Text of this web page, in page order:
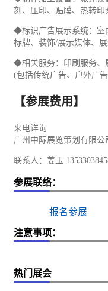
刻、压印、贴膜、热转印
◆标识广告展示系统：室
标牌、装饰/展示媒体、
◆相关服务：印刷服务、
(包括传统广告、户外广
【参展费用】
来电详询
广州中际展览策划有限公
联系人：姜玉
参展联络：
报名参展
注意事项：
热门展会